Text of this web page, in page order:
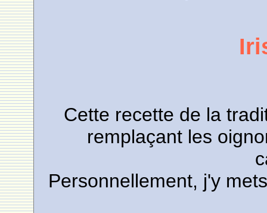
Cette recette de la
remplaçant les
Personnellement, j'y